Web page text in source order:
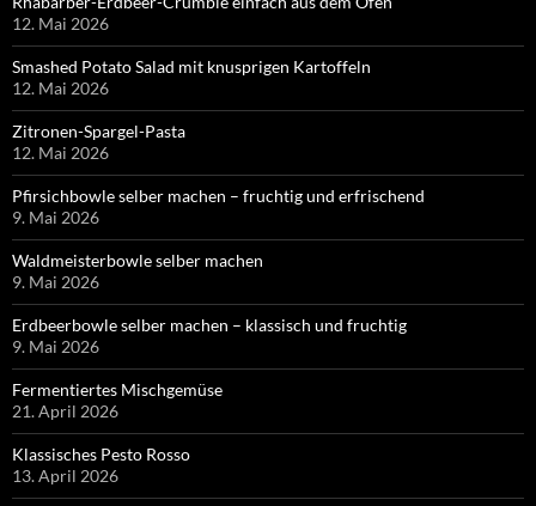
12. Mai 2026
Smashed Potato Salad mit knusprigen Kartoffeln
12. Mai 2026
Zitronen-Spargel-Pasta
12. Mai 2026
Pfirsichbowle selber machen – fruchtig und erfrischend
9. Mai 2026
Waldmeisterbowle selber machen
9. Mai 2026
Erdbeerbowle selber machen – klassisch und fruchtig
9. Mai 2026
Fermentiertes Mischgemüse
21. April 2026
Klassisches Pesto Rosso
13. April 2026